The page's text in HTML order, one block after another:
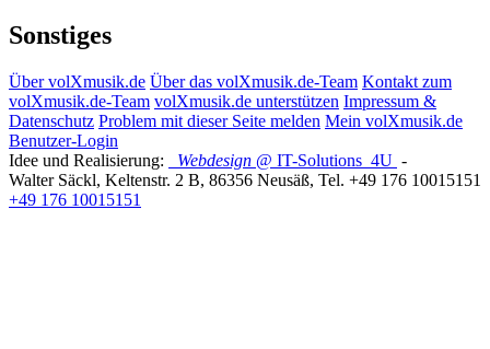
Sonstiges
Über volXmusik.de Über das volXmusik.de-Team Kontakt zum
volXmusik.de-Team volXmusik.de unterstützen Impressum &
Datenschutz Problem mit dieser Seite melden Mein volXmusik.de
Benutzer-Login
Idee und Realisierung:
Webdesign @ IT-Solutions 4U -
Walter Säckl, Keltenstr. 2 B, 86356 Neusäß, Tel. +49 176 10015151
+49 176 10015151